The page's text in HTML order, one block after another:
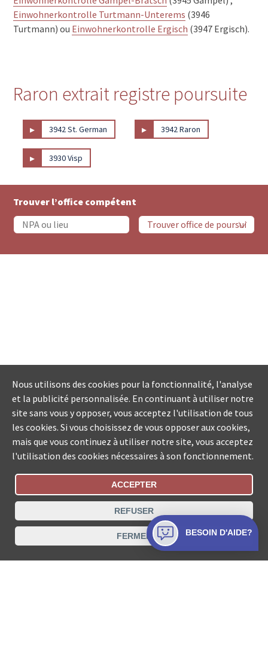
Einwohnerkontrolle Turtmann-Unterems (3946
Turtmann) ou Einwohnerkontrolle Ergisch (3947 Ergisch).
Raron extrait registre poursuite
▸ 3942 St. German ▸ 3942 Raron
▸ 3930 Visp
Trouver l’office compétent
Statut De La Commande
Recherche des offices de Suisse
Protection des données Mentions légales
Conditions d’utilisation Contact
Nous utilisons des cookies pour la fonctionnalité, l'analyse
et la publicité personnalisée. En continuant à utiliser notre
site sans vous y opposer, vous acceptez l'utilisation de tous
les cookies. Si vous choisissez de vous opposer aux cookies,
mais que vous continuez à utiliser notre site, vous acceptez
l'utilisation des cookies nécessaires à son fonctionnement.
ACCEPTER
REFUSER
FERMER BESOIN D'AIDE?